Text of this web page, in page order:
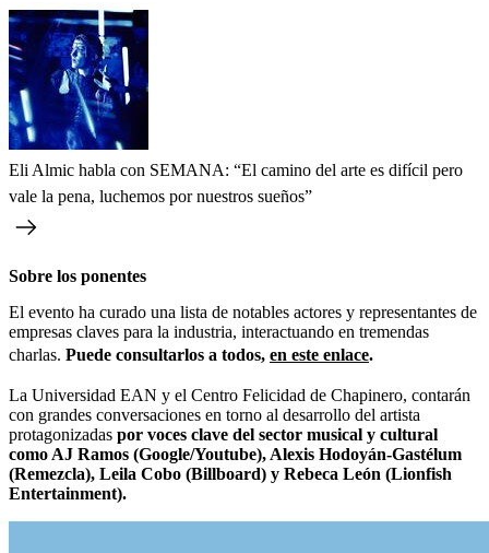
Eli Almic habla con SEMANA: “El camino del arte es difícil pero
vale la pena, luchemos por nuestros sueños”
Sobre los ponentes
El evento ha curado una lista de notables actores y representantes de
empresas claves para la industria, interactuando en tremendas
charlas. Puede consultarlos a todos, en este enlace.
La Universidad EAN y el Centro Felicidad de Chapinero, contarán
con grandes conversaciones en torno al desarrollo del artista
protagonizadas por voces clave del sector musical y cultural
como AJ Ramos (Google/Youtube), Alexis Hodoyán-Gastélum
(Remezcla), Leila Cobo (Billboard) y Rebeca León (Lionfish
Entertainment).